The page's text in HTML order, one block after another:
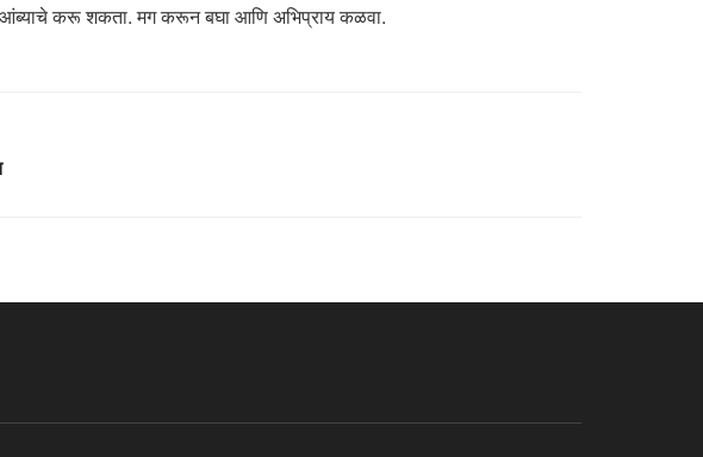
आंब्याचे करू शकता. मग करून बघा आणि अभिप्राय कळवा.